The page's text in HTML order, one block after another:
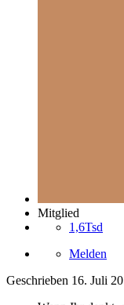
Mitglied
1,6Tsd
Melden
Geschrieben 16. Juli